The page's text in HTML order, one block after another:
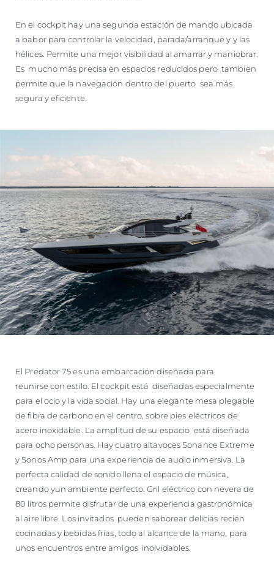
En el cockpit hay una segunda estación de mando ubicada
a babor para controlar la velocidad, parada/arranque y y las
hélices. Permite una mejor visibilidad al amarrar y maniobrar.
Es mucho más precisa en espacios reducidos pero tambien
permite que la navegación dentro del puerto sea más
segura y eficiente.
El Predator 75 es una embarcación diseñada para
reunirse con estilo. El cockpit está diseñadas especialmente
para el ocio y la vida social. Hay una elegante mesa plegable
de fibra de carbono en el centro, sobre pies eléctricos de
acero inoxidable. La amplitud de su espacio está diseñada
para ocho personas. Hay cuatro altavoces Sonance Extreme
y Sonos Amp para una experiencia de audio inmersiva. La
perfecta calidad de sonido llena el espacio de música,
creando yun ambiente perfecto. Gril eléctrico con nevera de
80 litros permite disfrutar de una experiencia gastronómica
al aire libre. Los invitados pueden saborear delicias recién
cocinadas y bebidas frías, todo al alcance de la mano, para
unos encuentros entre amigos inolvidables.